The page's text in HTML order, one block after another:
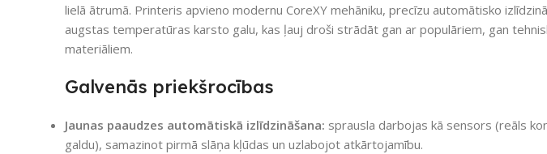
lielā ātrumā. Printeris apvieno modernu CoreXY mehāniku, precīzu automātisko
augstas temperatūras karsto galu, kas ļauj droši strādāt gan ar populāriem, gan
materiāliem.
Galvenās priekšrocības
Jaunas paaudzes automātiskā izlīdzināšana: sprausla darbojas kā sensors (reāls
galdu), samazinot pirmā slāņa kļūdas un uzlabojot atkārtojamību.